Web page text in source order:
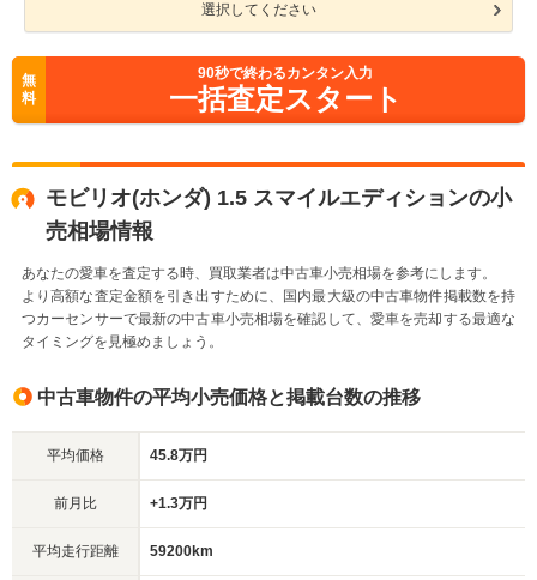
選択してください
無
料
90秒で終わるカンタン入力
一括査定スタート
モビリオ(ホンダ) 1.5 スマイルエディションの小
売相場情報
あなたの愛車を査定する時、買取業者は中古車小売相場を参考にします。
より高額な査定金額を引き出すために、国内最大級の中古車物件掲載数を持
つカーセンサーで最新の中古車小売相場を確認して、愛車を売却する最適な
タイミングを見極めましょう。
中古車物件の平均小売価格と掲載台数の推移
平均価格 45.8万円
前月比 +1.3万円
平均走行距離 59200km